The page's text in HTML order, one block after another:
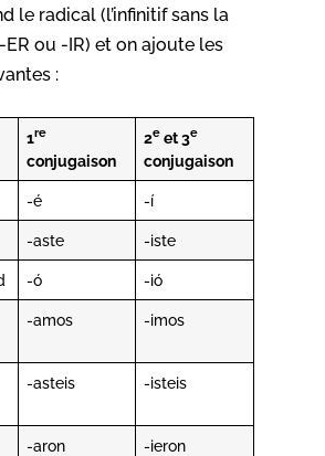
le radical (l’infinitif sans la
ou -IR) et on ajoute les
:
1re
conjugaison
2e et 3e
conjugaison
-é -í
-aste -iste
-ó -ió
-amos -imos
-asteis -isteis
-aron -ieron